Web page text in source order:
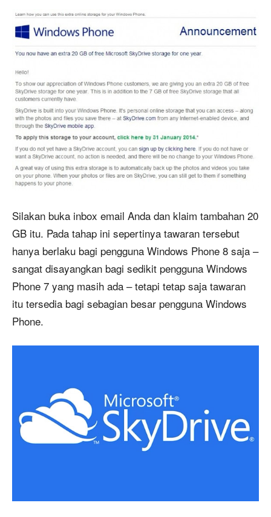
Silakan buka inbox email Anda dan klaim tambahan 20
GB itu. Pada tahap ini sepertinya tawaran tersebut
hanya berlaku bagi pengguna Windows Phone 8 saja –
sangat disayangkan bagi sedikit pengguna Windows
Phone 7 yang masih ada – tetapi tetap saja tawaran
itu tersedia bagi sebagian besar pengguna Windows
Phone.